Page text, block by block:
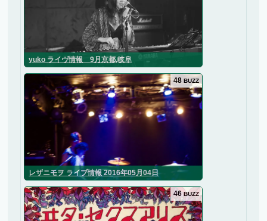
yuko ライヴ情報 9月京都,岐阜
レザニモヲ ライブ情報 2016年05月04日
48 BUZZ
46 BUZZ